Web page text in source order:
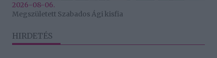
2026-08-06.
Megszületett Szabados Ági kisfia
HIRDETÉS